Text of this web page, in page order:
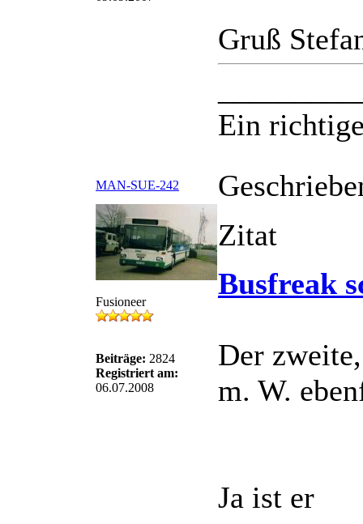
Gruß
Ein
MAN-SUE-242
Fusioneer
Beiträge: 2824
Registriert am:
06.07.2008
Zitat
Busfreak
Der
m. W.
Ja ist er